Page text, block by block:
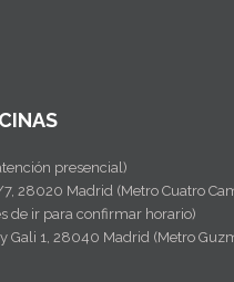
presencial)
28020 Madrid (Metro Cuatro
de ir para confirmar horario)
Gali 1, 28040 Madrid (Metro